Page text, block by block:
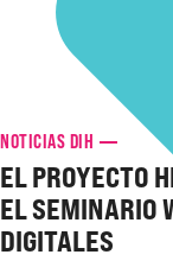
NOTICIAS DIH
EL PROYECTO
EL SEMINARIO
DIGITALES